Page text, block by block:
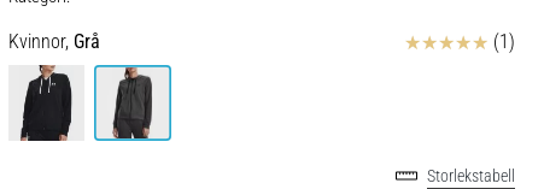
Kvinnor, Grå Recensioner (1)
Storlekstabell